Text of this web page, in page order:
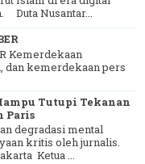
Duta Nusantar...
Kemerdekaan
dan kemerdekaan pers
Tutupi Tekanan
Paris
degradasi mental
kritis oleh jurnalis.
Ketua ...